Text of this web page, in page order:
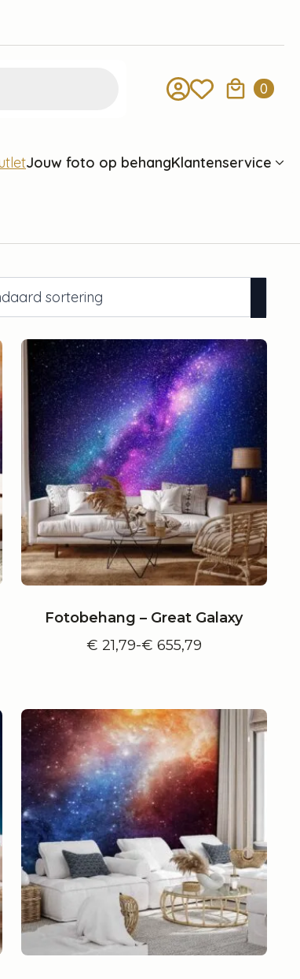
0
Jouw foto op behangKlantenservice
Fotobehang – Great Galaxy
€ 21,79-€ 655,79
Prijsklasse: